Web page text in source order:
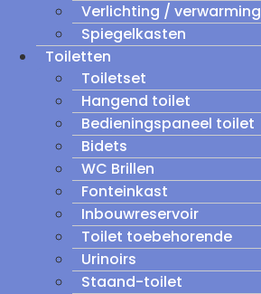
Verlichting / verwarming
Spiegelkasten
Toiletten
Toiletset
Hangend toilet
Bedieningspaneel toilet
Bidets
WC Brillen
Fonteinkast
Inbouwreservoir
Toilet toebehorende
Urinoirs
Staand-toilet